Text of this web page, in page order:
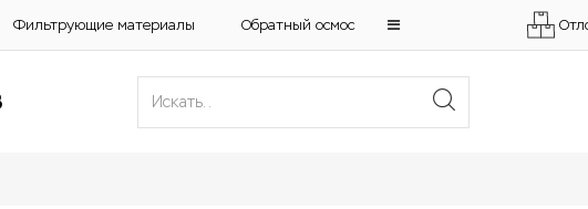
Фильтрующие материалы Обратный осмос